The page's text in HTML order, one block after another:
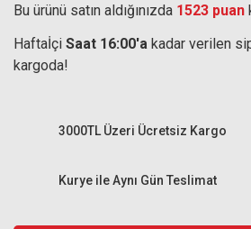
Bu ürünü satın aldığınızda 1523 puan
Haftaİçi Saat 16:00'a kadar verilen
kargoda!
Kurye ile Aynı Gün Teslimat
3000TL Üzeri Ücretsiz Kargo